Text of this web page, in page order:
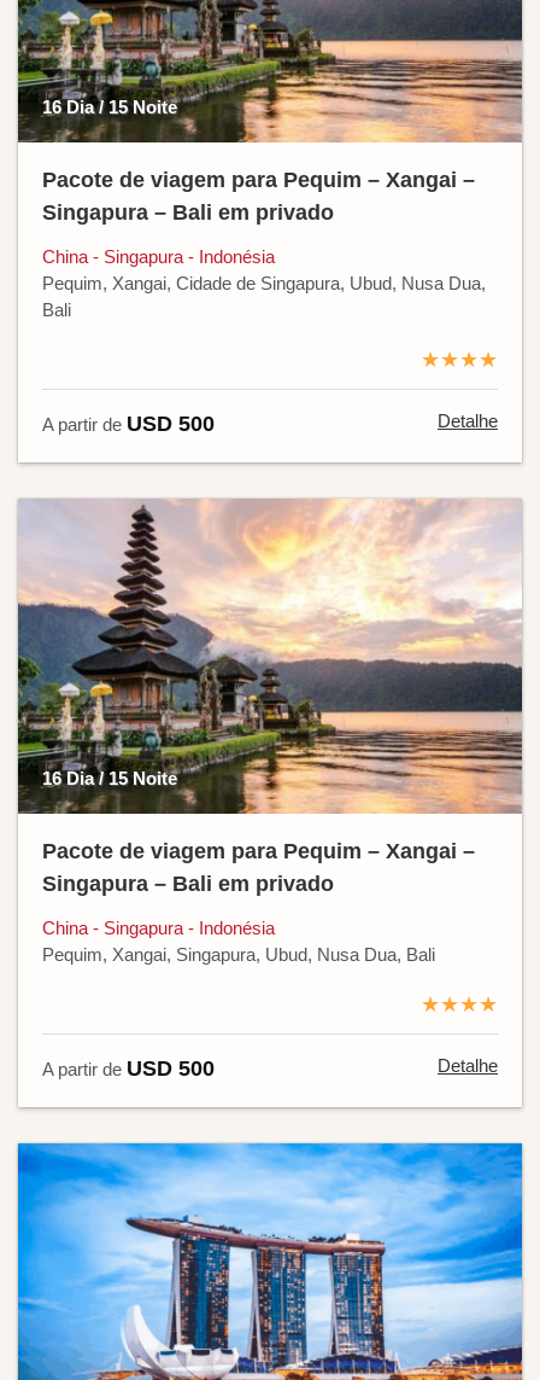
16 Dia / 15 Noite
Pacote de viagem para Pequim – Xangai –
Singapura – Bali em privado
China - Singapura - Indonésia
Pequim, Xangai, Cidade de Singapura, Ubud, Nusa Dua,
Bali
★★★★
A partir de USD 500 Detalhe
16 Dia / 15 Noite
Pacote de viagem para Pequim – Xangai –
Singapura – Bali em privado
China - Singapura - Indonésia
Pequim, Xangai, Singapura, Ubud, Nusa Dua, Bali
★★★★
A partir de USD 500 Detalhe